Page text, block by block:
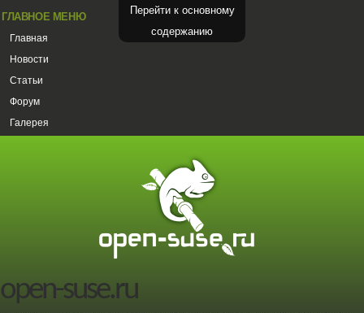
Перейти к основному
содержанию
ГЛАВНОЕ МЕНЮ
Главная
Новости
Статьи
Форум
Галерея
open-suse.ru